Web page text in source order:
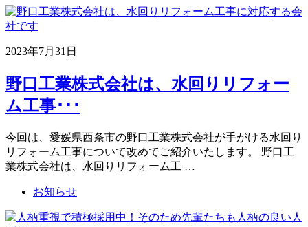
2023年7月31日
野口工業株式会社は、水回りリフォー
ム工事･･･
今回は、愛媛県西条市の野口工業株式会社が手がける水回り
リフォーム工事について改めてご紹介いたします。 野口工
業株式会社は、水回りリフォーム工 …
お知らせ